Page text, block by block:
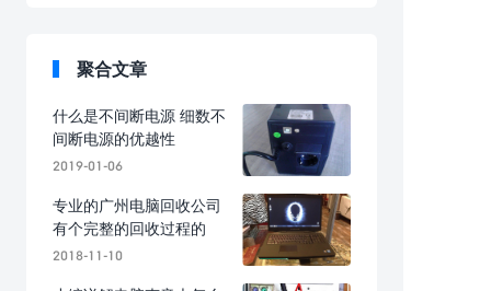
聚合文章
什么是不间断电源 细数不
间断电源的优越性
2019-01-06
专业的广州电脑回收公司
有个完整的回收过程的
2018-11-10